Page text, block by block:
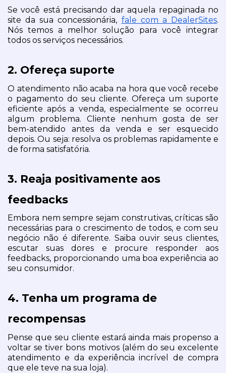
Se você está precisando dar aquela repaginada no
site da sua concessionária, fale com a DealerSites.
Nós temos a melhor solução para você integrar
todos os serviços necessários.
2. Ofereça suporte
O atendimento não acaba na hora que você recebe
o pagamento do seu cliente. Ofereça um suporte
eficiente após a venda, especialmente se ocorreu
algum problema. Cliente nenhum gosta de ser
bem-atendido antes da venda e ser esquecido
depois. Ou seja: resolva os problemas rapidamente e
de forma satisfatória.
3. Reaja positivamente aos
feedbacks
Embora nem sempre sejam construtivas, críticas são
necessárias para o crescimento de todos, e com seu
negócio não é diferente. Saiba ouvir seus clientes,
escutar suas dores e procure responder aos
feedbacks, proporcionando uma boa experiência ao
seu consumidor.
4. Tenha um programa de
recompensas
Pense que seu cliente estará ainda mais propenso a
voltar se tiver bons motivos (além do seu excelente
atendimento e da experiência incrível de compra
que ele teve na sua loja).